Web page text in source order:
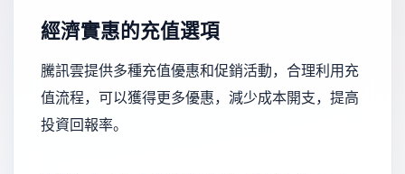
經濟實惠的充值選項
騰訊雲提供多種充值優惠和促銷活動，合理利用充
值流程，可以獲得更多優惠，減少成本開支，提高
投資回報率。